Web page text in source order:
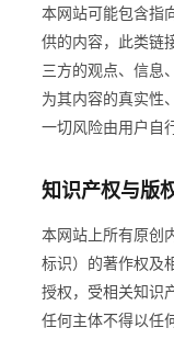
本网站可能包含指
供的内容，此类链
三方的观点、信息
为其内容的真实性
一切风险由用户自
知识产权与版
本网站上所有原创
标识）的著作权及
授权，受相关知识
任何主体不得以任